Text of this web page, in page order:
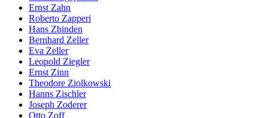
Ernst Zahn
Roberto Zapperi
Hans Zbinden
Bernhard Zeller
Eva Zeller
Leopold Ziegler
Ernst Zinn
Theodore Ziolkowski
Hanns Zischler
Joseph Zoderer
Otto Zoff